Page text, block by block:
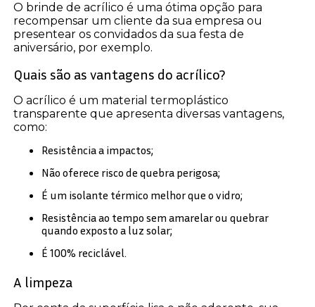
O brinde de acrílico é uma ótima opção para
recompensar um cliente da sua empresa ou
presentear os convidados da sua festa de
aniversário, por exemplo.
Quais são as vantagens do acrílico?
O acrílico é um material termoplástico
transparente que apresenta diversas vantagens,
como:
Resistência a impactos;
Não oferece risco de quebra perigosa;
É um isolante térmico melhor que o vidro;
Resistência ao tempo sem amarelar ou quebrar
quando exposto a luz solar;
É 100% reciclável.
A limpeza